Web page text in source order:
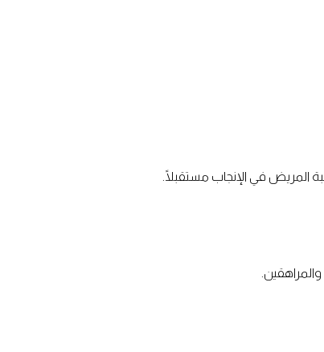
المريض في الإنجاب مستقبلًا.